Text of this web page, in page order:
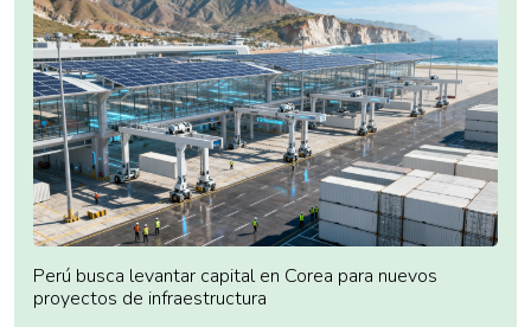
Perú busca levantar capital en Corea para nuevos
proyectos de infraestructura